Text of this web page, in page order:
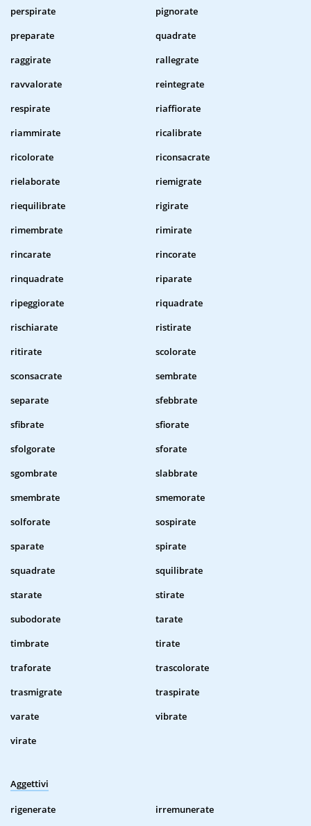
perspirate
pignorate
preparate
quadrate
raggirate
rallegrate
ravvalorate
reintegrate
respirate
riaffiorate
riammirate
ricalibrate
ricolorate
riconsacrate
rielaborate
riemigrate
riequilibrate
rigirate
rimembrate
rimirate
rincarate
rincorate
rinquadrate
riparate
ripeggiorate
riquadrate
rischiarate
ristirate
ritirate
scolorate
sconsacrate
sembrate
separate
sfebbrate
sfibrate
sfiorate
sfolgorate
sforate
sgombrate
slabbrate
smembrate
smemorate
solforate
sospirate
sparate
spirate
squadrate
squilibrate
starate
stirate
subodorate
tarate
timbrate
tirate
traforate
trascolorate
trasmigrate
traspirate
varate
vibrate
virate
Aggettivi
rigenerate
irremunerate